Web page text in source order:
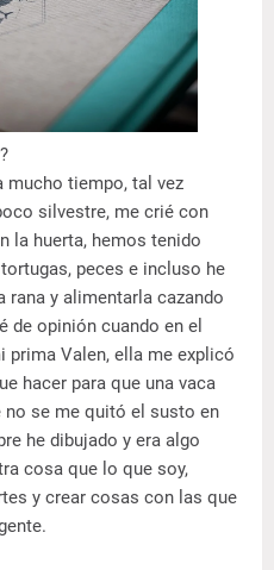
mucho tiempo, tal vez
silvestre, me crié con
la huerta, hemos tenido
peces e incluso he
rana y alimentarla cazando
de opinión cuando en el
prima Valen, ella me explicó
hacer para que una vaca
no se me quitó el susto en
he dibujado y era algo
cosa que lo que soy,
y crear cosas con las que